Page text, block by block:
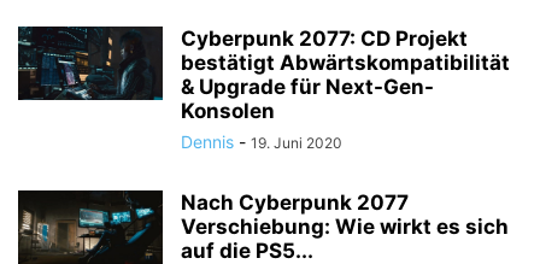
Cyberpunk 2077: CD Projekt
bestätigt Abwärtskompatibilität
& Upgrade für Next-Gen-
Konsolen
Dennis - 19. Juni 2020
Nach Cyberpunk 2077
Verschiebung: Wie wirkt es sich
auf die PS5...